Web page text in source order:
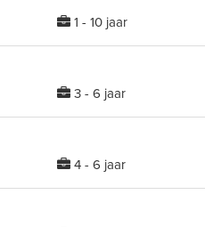
1 - 10 jaar
3 - 6 jaar
4 - 6 jaar